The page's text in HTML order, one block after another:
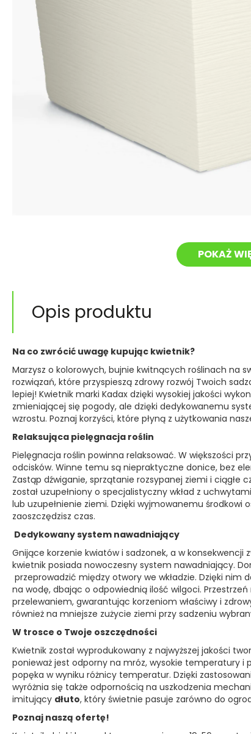
POKAŻ
Opis produktu
Na co zwrócić uwagę kupując kwietnik?
Marzysz o kolorowych, bujnie kwitnących roślinach na
rozwiązań, które przyspieszą zdrowy rozwój Twoich
lepiej! Kwietnik marki Kadax dzięki wysokiej jakości
zmieniającej się pogody, ale dzięki dedykowanemu
wzrostu. Poznaj korzyści, które płyną z użytkowania
Relaksująca pielęgnacja roślin
Pielęgnacja roślin powinna relaksować. W większości
odcisków. Winne temu są niepraktyczne donice, bez
Zastąp dźwiganie, sprzątanie rozsypanej ziemi i ciągłe
został uzupełniony o specjalistyczny wkład z
lub uzupełnienie ziemi. Dzięki wyjmowanemu
zaoszczędzisz czas.
Dedykowany system nawadniający
Gnijące korzenie kwiatów i sadzonek, a w konsekwencji
kwietnik posiada nowoczesny system nawadniający.
przeprowadzić między otwory we wkładzie. Dzięki
na wodę, dbając o odpowiednią ilość wilgoci.
przelewaniem, gwarantując korzeniom właściwy i
również na mniejsze zużycie ziemi przy sadzeniu
W trosce o Twoje oszczędności
Kwietnik został wyprodukowany z najwyższej jakości
ponieważ jest odporny na mróz, wysokie temperatury i
popęka w wyniku różnicy temperatur. Dzięki
wyróżnia się także odpornością na uszkodzenia
imitujący dłuto, który świetnie pasuje zarówno do
Poznaj naszą ofertę!